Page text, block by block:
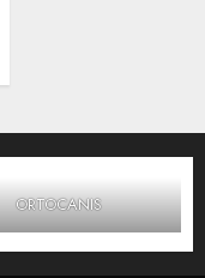
ORTOCANIS